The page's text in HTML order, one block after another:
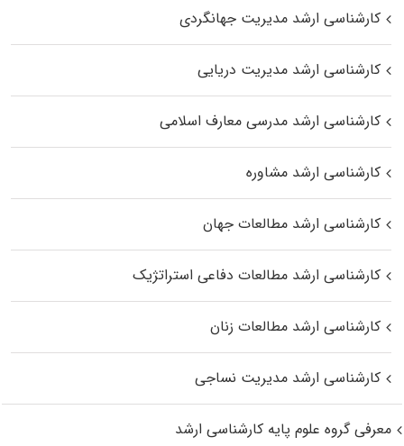
کارشناسی ارشد مدیریت جهانگردی
کارشناسی ارشد مدیریت دریایی
کارشناسی ارشد مدرسی معارف اسلامی
کارشناسی ارشد مشاوره
کارشناسی ارشد مطالعات جهان
کارشناسی ارشد مطالعات دفاعی استراتژیک
کارشناسی ارشد مطالعات زنان
کارشناسی ارشد مدیریت نساجی
معرفی گروه علوم پایه کارشناسی ارشد